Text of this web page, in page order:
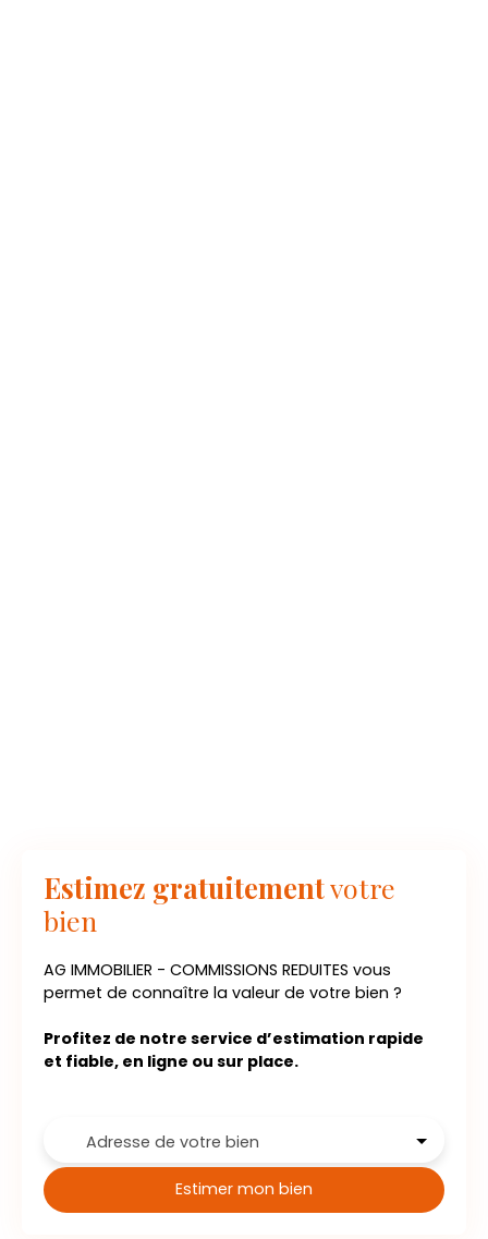
Estimez gratuitementvotre
bien
AG IMMOBILIER - COMMISSIONS REDUITES vous
permet de connaître la valeur de votre bien ?
Profitez de notre service d’estimation rapide
et fiable, en ligne ou sur place.
Adresse de votre bien
Estimer mon bien